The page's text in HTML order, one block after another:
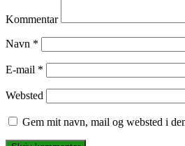
Kommentar
Navn *
E-mail *
Websted
Gem mit navn, mail og websted i